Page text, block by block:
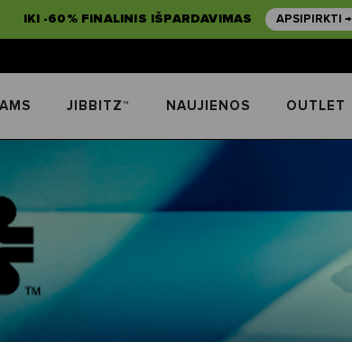
IKI -60% FINALINIS IŠPARDAVIMAS APSIPIRKTI →
JIBBITZ™ NAUJIENOS OUTLET